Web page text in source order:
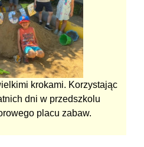
krokami. Korzystając
dni w przedszkolu
placu zabaw.